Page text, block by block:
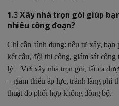
1.3 Xây nhà trọn gói giúp
nhiêu công đoạn?
Chỉ cần hình dung: nếu tự xây,
kết cấu, đội thi công, giám sát
lý... Với xây nhà trọn gói, tất cả
– giảm thiểu áp lực, tránh lãng phí
thuật do phối hợp không đồng bộ.